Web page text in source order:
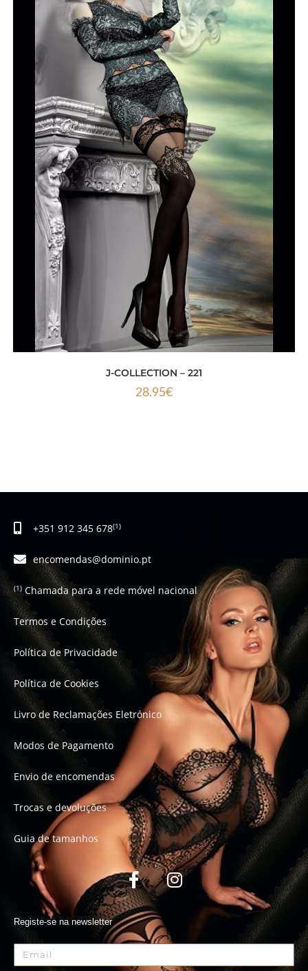
J-COLLECTION – 221
28.95€
+351 912 345 678(1)
encomendas@dominio.pt
(1)Chamada para a rede móvel nacional
Termos e Condições
Política de Privacidade
Política de Cookies
Livro de Reclamações Eletrónico
Modos de Pagamento
Envio de encomendas
Trocas e devoluções
Guia de tamanhos
Registe-se na newsletter